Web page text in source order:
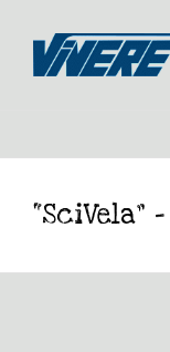
“SciVela”